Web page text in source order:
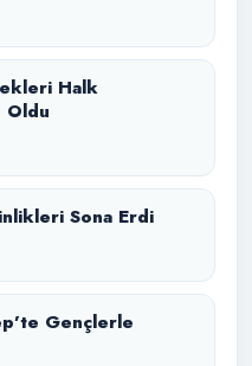
Halk
Oldu
Sona Erdi
Gençlerle